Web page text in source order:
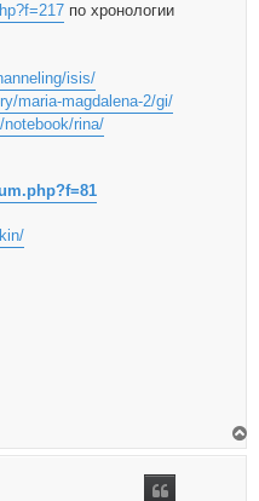
по хронологии
isis/
maria-magdalena-2/gi/
rina/